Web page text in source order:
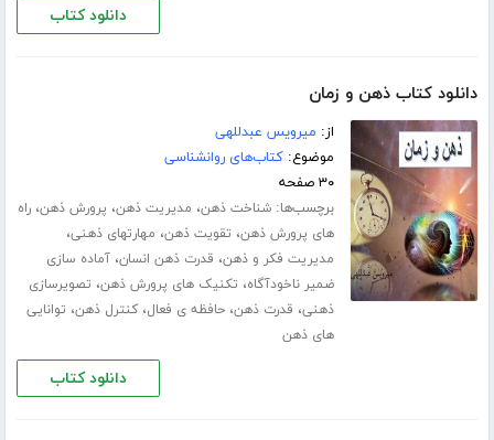
دانلود کتاب
دانلود کتاب ذهن و زمان
از: میرویس عبدللهی
موضوع:کتاب‌های روانشناسی
۳۰ صفحه
برچسب‌ها:شناخت ذهن، مدیریت ذهن، پرورش ذهن،راه
های پرورش ذهن، تقویت ذهن، مهارت­های ذهنی،
مدیریت فکر و ذهن، قدرت ذهن انسان،آماده سازی
ضمیر ناخودآگاه، تکنیک های پرورش ذهن، تصویرسازی
ذهنی، قدرت ذهن،حافظه ی فعال،کنترل ذهن، توانایی
های ذهن
دانلود کتاب